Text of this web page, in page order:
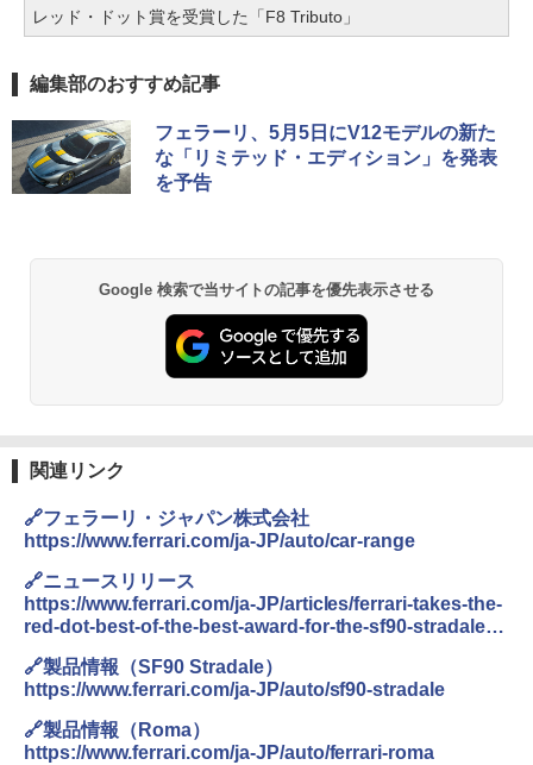
レッド・ドット賞を受賞した「F8 Tributo」
編集部のおすすめ記事
フェラーリ、5月5日にV12モデルの新た
な「リミテッド・エディション」を発表
を予告
Google 検索で当サイトの記事を優先表示させる
関連リンク
🔗フェラーリ・ジャパン株式会社
https://www.ferrari.com/ja-JP/auto/car-range
🔗ニュースリリース
https://www.ferrari.com/ja-JP/articles/ferrari-takes-the-
red-dot-best-of-the-best-award-for-the-sf90-stradale-
🔗製品情報（SF90 Stradale）
https://www.ferrari.com/ja-JP/auto/sf90-stradale
🔗製品情報（Roma）
https://www.ferrari.com/ja-JP/auto/ferrari-roma